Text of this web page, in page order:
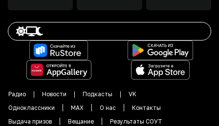
Радио Новости Подкасты
VK
Одноклассники
MAX О нас
Контакты
Выдача призов
Вещание Результаты СОУТ